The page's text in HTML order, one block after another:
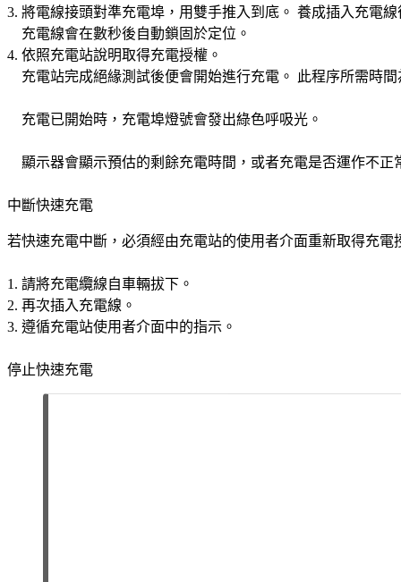
將電線接頭對準充電埠，用雙手推入到底。 養成插入充電
充電線會在數秒後自動鎖固於定位。
依照充電站說明取得充電授權。
充電站完成絕緣測試後便會開始進行充電。 此程序所需時
充電已開始時，充電埠燈號會發出綠色呼吸光。
顯示器會顯示預估的剩餘充電時間，或者充電是否運作不正
中斷快速充電
若快速充電中斷，必須經由充電站的使用者介面重新取得充電
請將充電纜線自車輛拔下。
再次插入充電線。
遵循充電站使用者介面中的指示。
停止快速充電